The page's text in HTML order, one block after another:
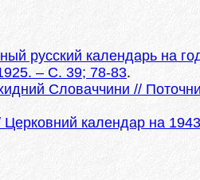
русский календарь на
– С. 39; 78-83.
Словаччини //
Церковний календар на